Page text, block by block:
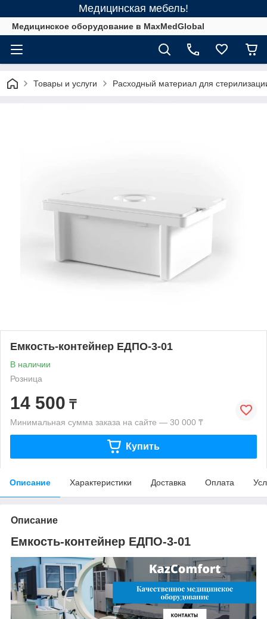
Медицинская мебель!
Медицинское оборудование в MaxMedGlobal
Товары и услуги Расходный материал для
Емкость-контейнер ЕДПО-3-01
В наличии
Розница
14 500 ₸
Минимальная сумма заказа на сайте — 30 000 ₸
Купить
Описание Характеристики Доставка Оплата
Описание
Емкость-контейнер ЕДПО-3-01